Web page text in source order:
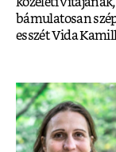
bámulatosan
esszét Vida